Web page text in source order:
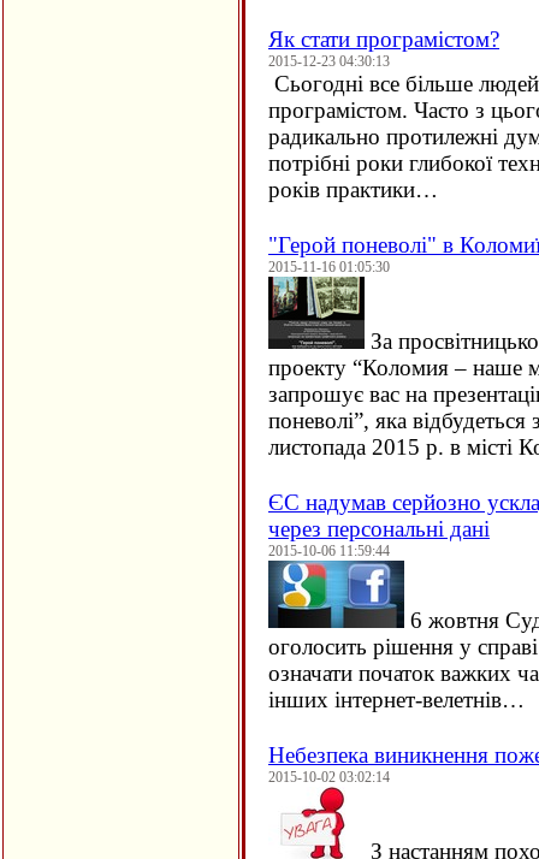
Як стати програмістом?
2015-12-23 04:30:13
Сьогодні все більше
програмістом. Часто з
радикально протилежні
потрібні роки глибокої
років практики…
"Герой поневолі" в
2015-11-16 01:05:30
За
проекту “Коломия – наше
запрошує вас на
поневолі”, яка відбудеться
листопада 2015 р. в місті
ЄC надумав серйозно
через персональні дані
2015-10-06 11:59:44
6 жовтня
оголосить рішення у
означати початок важких
інших інтернет-велетнів…
Небезпека виникнення
2015-10-02 03:02:14
З настанням